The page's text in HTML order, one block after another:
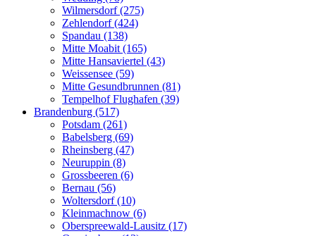
Wilmersdorf (275)
Zehlendorf (424)
Spandau (138)
Mitte Moabit (165)
Mitte Hansaviertel (43)
Weissensee (59)
Mitte Gesundbrunnen (81)
Tempelhof Flughafen (39)
Brandenburg (517)
Potsdam (261)
Babelsberg (69)
Rheinsberg (47)
Neuruppin (8)
Grossbeeren (6)
Bernau (56)
Woltersdorf (10)
Kleinmachnow (6)
Oberspreewald-Lausitz (17)